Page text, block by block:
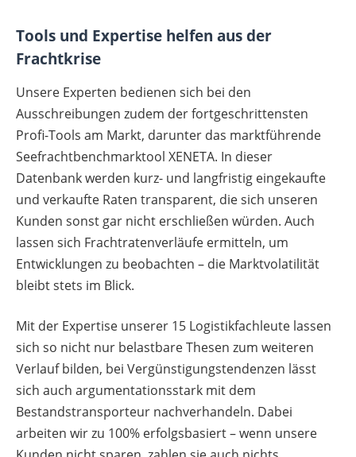
Tools und Expertise helfen aus der
Frachtkrise
Unsere Experten bedienen sich bei den
Ausschreibungen zudem der fortgeschrittensten
Profi-Tools am Markt, darunter das marktführende
Seefrachtbenchmarktool XENETA. In dieser
Datenbank werden kurz- und langfristig eingekaufte
und verkaufte Raten transparent, die sich unseren
Kunden sonst gar nicht erschließen würden. Auch
lassen sich Frachtratenverläufe ermitteln, um
Entwicklungen zu beobachten – die Marktvolatilität
bleibt stets im Blick.
Mit der Expertise unserer 15 Logistikfachleute lassen
sich so nicht nur belastbare Thesen zum weiteren
Verlauf bilden, bei Vergünstigungstendenzen lässt
sich auch argumentationsstark mit dem
Bestandstransporteur nachverhandeln. Dabei
arbeiten wir zu 100% erfolgsbasiert – wenn unsere